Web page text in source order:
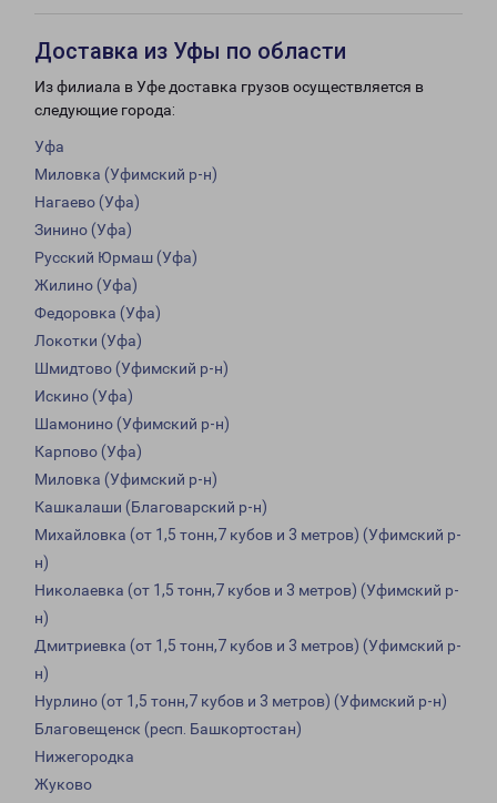
Доставка из Уфы по области
Из филиала в Уфе доставка грузов осуществляется в
следующие города:
Уфа
Миловка (Уфимский р-н)
Нагаево (Уфа)
Зинино (Уфа)
Русский Юрмаш (Уфа)
Жилино (Уфа)
Федоровка (Уфа)
Локотки (Уфа)
Шмидтово (Уфимский р-н)
Искино (Уфа)
Шамонино (Уфимский р-н)
Карпово (Уфа)
Миловка (Уфимский р-н)
Кашкалаши (Благоварский р-н)
Михайловка (от 1,5 тонн,7 кубов и 3 метров) (Уфимский р-
н)
Николаевка (от 1,5 тонн,7 кубов и 3 метров) (Уфимский р-
н)
Дмитриевка (от 1,5 тонн,7 кубов и 3 метров) (Уфимский р-
н)
Нурлино (от 1,5 тонн,7 кубов и 3 метров) (Уфимский р-н)
Благовещенск (респ. Башкортостан)
Нижегородка
Жуково